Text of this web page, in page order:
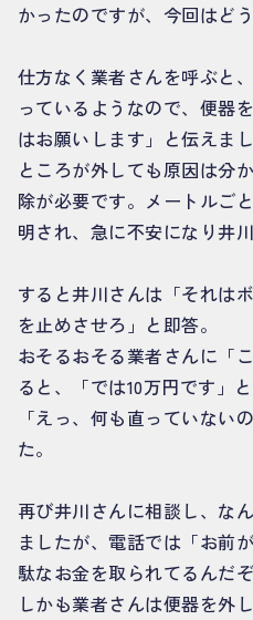
かったのですが、今回はど
仕方なく業者さんを呼ぶと
っているようなので、便器
はお願いします」と伝えまし
ところが外しても原因は分
除が必要です。メートルご
明され、急に不安になり井
すると井川さんは「それは
を止めさせろ」と即答。
おそるおそる業者さんに「
ると、「では10万円です」と
「えっ、何も直っていない
た。
再び井川さんに相談し、な
ましたが、電話では「お前
駄なお金を取られてるんだぞ
しかも業者さんは便器を外